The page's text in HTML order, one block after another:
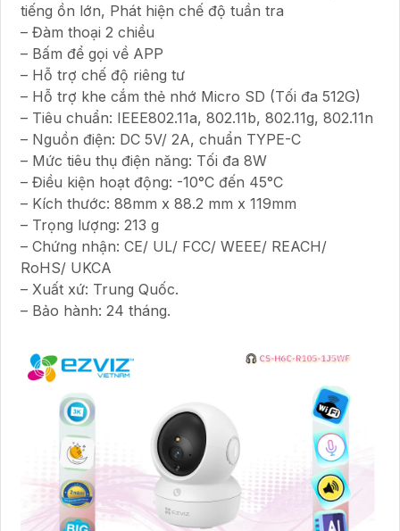
tiếng ồn lớn, Phát hiện chế độ tuần tra
– Đàm thoại 2 chiều
– Bấm để gọi về APP
– Hỗ trợ chế độ riêng tư
– Hỗ trợ khe cắm thẻ nhớ Micro SD (Tối đa 512G)
– Tiêu chuẩn: IEEE802.11a, 802.11b, 802.11g, 802.11n
– Nguồn điện: DC 5V/ 2A, chuẩn TYPE-C
– Mức tiêu thụ điện năng: Tối đa 8W
– Điều kiện hoạt động: -10°C đến 45°C
– Kích thước: 88mm x 88.2 mm x 119mm
– Trọng lượng: 213 g
– Chứng nhận: CE/ UL/ FCC/ WEEE/ REACH/
RoHS/ UKCA
– Xuất xứ: Trung Quốc.
– Bảo hành: 24 tháng.